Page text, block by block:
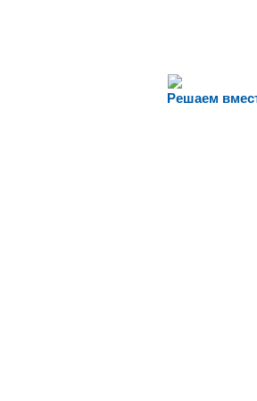
Решаем